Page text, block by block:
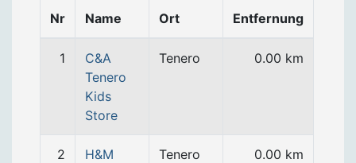
Nr Name Ort Entfernung
1
C&A
Tenero
Kids
Store
Tenero 0.00 km
2
H&M
Tenero 0.00 km